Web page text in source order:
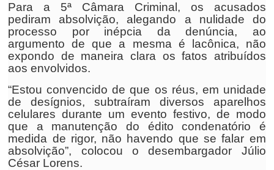
Para a 5ª Câmara Criminal, os acusados
pediram absolvição, alegando a nulidade do
processo por inépcia da denúncia, ao
argumento de que a mesma é lacônica, não
expondo de maneira clara os fatos atribuídos
aos envolvidos.
“Estou convencido de que os réus, em unidade
de desígnios, subtraíram diversos aparelhos
celulares durante um evento festivo, de modo
que a manutenção do édito condenatório é
medida de rigor, não havendo que se falar em
absolvição”, colocou o desembargador Júlio
César Lorens.